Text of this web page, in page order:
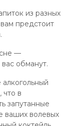
из разных
предстоит
сне —
обманут.
что в
запутанные
ваших волевых